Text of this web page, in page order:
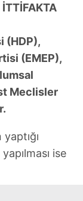
(HDP),
(EMEP),
Meclisler
ise